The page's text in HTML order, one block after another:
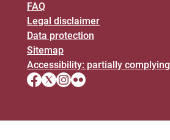
FAQ
Legal disclaimer
Data protection
Sitemap
Accessibility: partially complying